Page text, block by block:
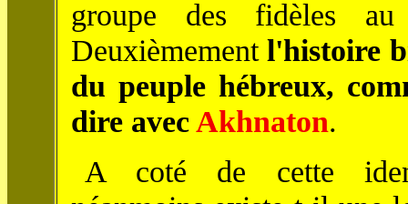
groupe des fidèles
Deuxièmementl'histoire
du peuple hébreux,
dire avecAkhnaton.
A coté de cette